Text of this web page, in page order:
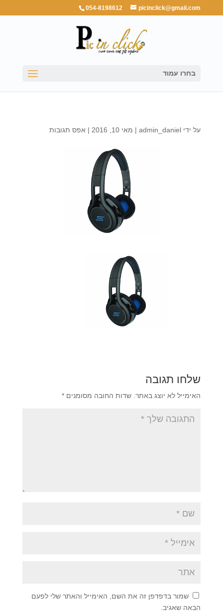
054-8198612 picinclick@gmail.com
בחרו עמוד
על ידי admin_daniel
| מאי 10, 2016 | אפס תגובות
שלחו תגובה
האימייל לא יוצג באתר. שדות החובה מסומנים *
שמור בדפדפן זה את השם, האימייל והאתר שלי לפעם
הבאה שאגיב.